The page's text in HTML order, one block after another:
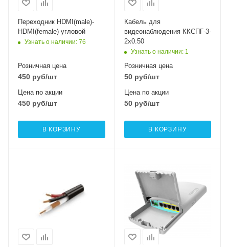
Переходник HDMI(male)-
HDMI(female) угловой
Узнать о наличии: 76
Розничная цена
450 руб/шт
Цена по акции
450 руб/шт
В КОРЗИНУ
Кабель для
видеонаблюдения ККСПГ-3-
2х0.50
Узнать о наличии: 1
Розничная цена
50руб/шт
Цена по акции
50руб/шт
В КОРЗИНУ
оптические
интерфейсы
5xGigabit, 1xSFP